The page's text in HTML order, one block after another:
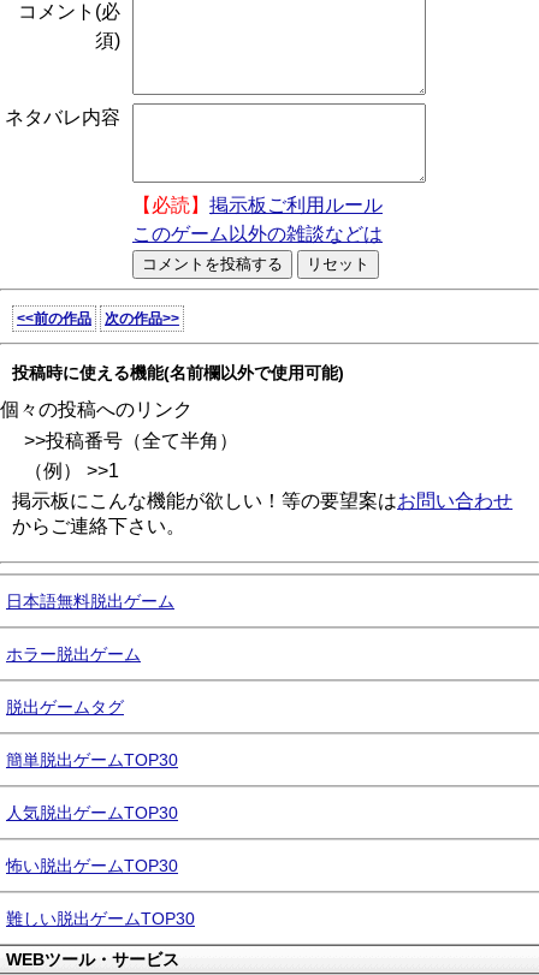
コメント(必
須)
ネタバレ内容
【必読】 掲示板ご利用ルール
このゲーム以外の雑談などは
<<前の作品 次の作品>>
投稿時に使える機能(名前欄以外で使用可能)
個々の投稿へのリンク
>>投稿番号（全て半角）
（例） >>1
掲示板にこんな機能が欲しい！等の要望案はお問い合わせ
からご連絡下さい。
日本語無料脱出ゲーム
ホラー脱出ゲーム
脱出ゲームタグ
簡単脱出ゲームTOP30
人気脱出ゲームTOP30
怖い脱出ゲームTOP30
難しい脱出ゲームTOP30
WEBツール・サービス